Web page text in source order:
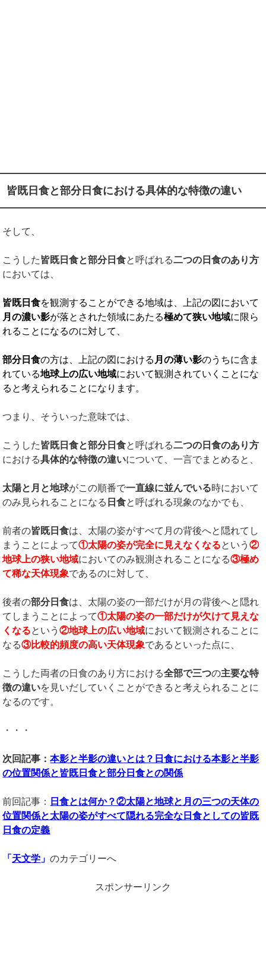
皆既日食と部分日食における具体的な特徴の違い
そして、
こうした皆既日食と部分日食と呼ばれる二つの日食のあり方
においては、
皆既日食を観測することができる地域は、上記の図において
月の濃い影が落とされた領域にあたる極めて狭い地域に限ら
れることになるのに対して、
部分日食の方は、上記の図における 月の薄い影のうちに含ま
れている地球上の広い地域において観測されていくことにな
ると考えられることになります。
つまり、そういった意味では、
こうした皆既日食と部分日食と呼ばれる二つの日食のあり方
における具体的な特徴の違いについて、一言でまとめると、
太陽と月と地球がこの順番で一直線に並んでいる時において
のみ見られることになる 日食と呼ばれる現象のなかでも、
前者の皆既日食は、太陽の姿がすべて月の背後へと隠れてし
まうことによって①太陽の姿が完全に見えなくなるという②
地球上の狭い地域においてのみ観測されることになる③極め
て稀な天体現象であるのに対して、
後者の部分日食は、太陽の姿の一部だけが月の背後へと隠れ
てしまうことによって①太陽の姿の一部だけが欠けて見えな
くなるという②地球上の広い地域において観測されることに
なる③比較的頻度の高い天体現象であるといった点に、
こうした両者の日食のあり方における全部で三つの主要な特
徴の違いを見いだしていくことができると考えられることに
なるのです。
・・・
次回記事：本影と半影の違いとは？日食における本影と半影
の位置関係と皆既日食と部分日食との関係
前回記事：
日食とは何か？②太陽と地球と月の三つの天体の
位置関係と太陽の姿がすべて隠れる完全な日食としての皆既
日食の定義
「 天文学 」のカテゴリーへ
スポンサーリンク